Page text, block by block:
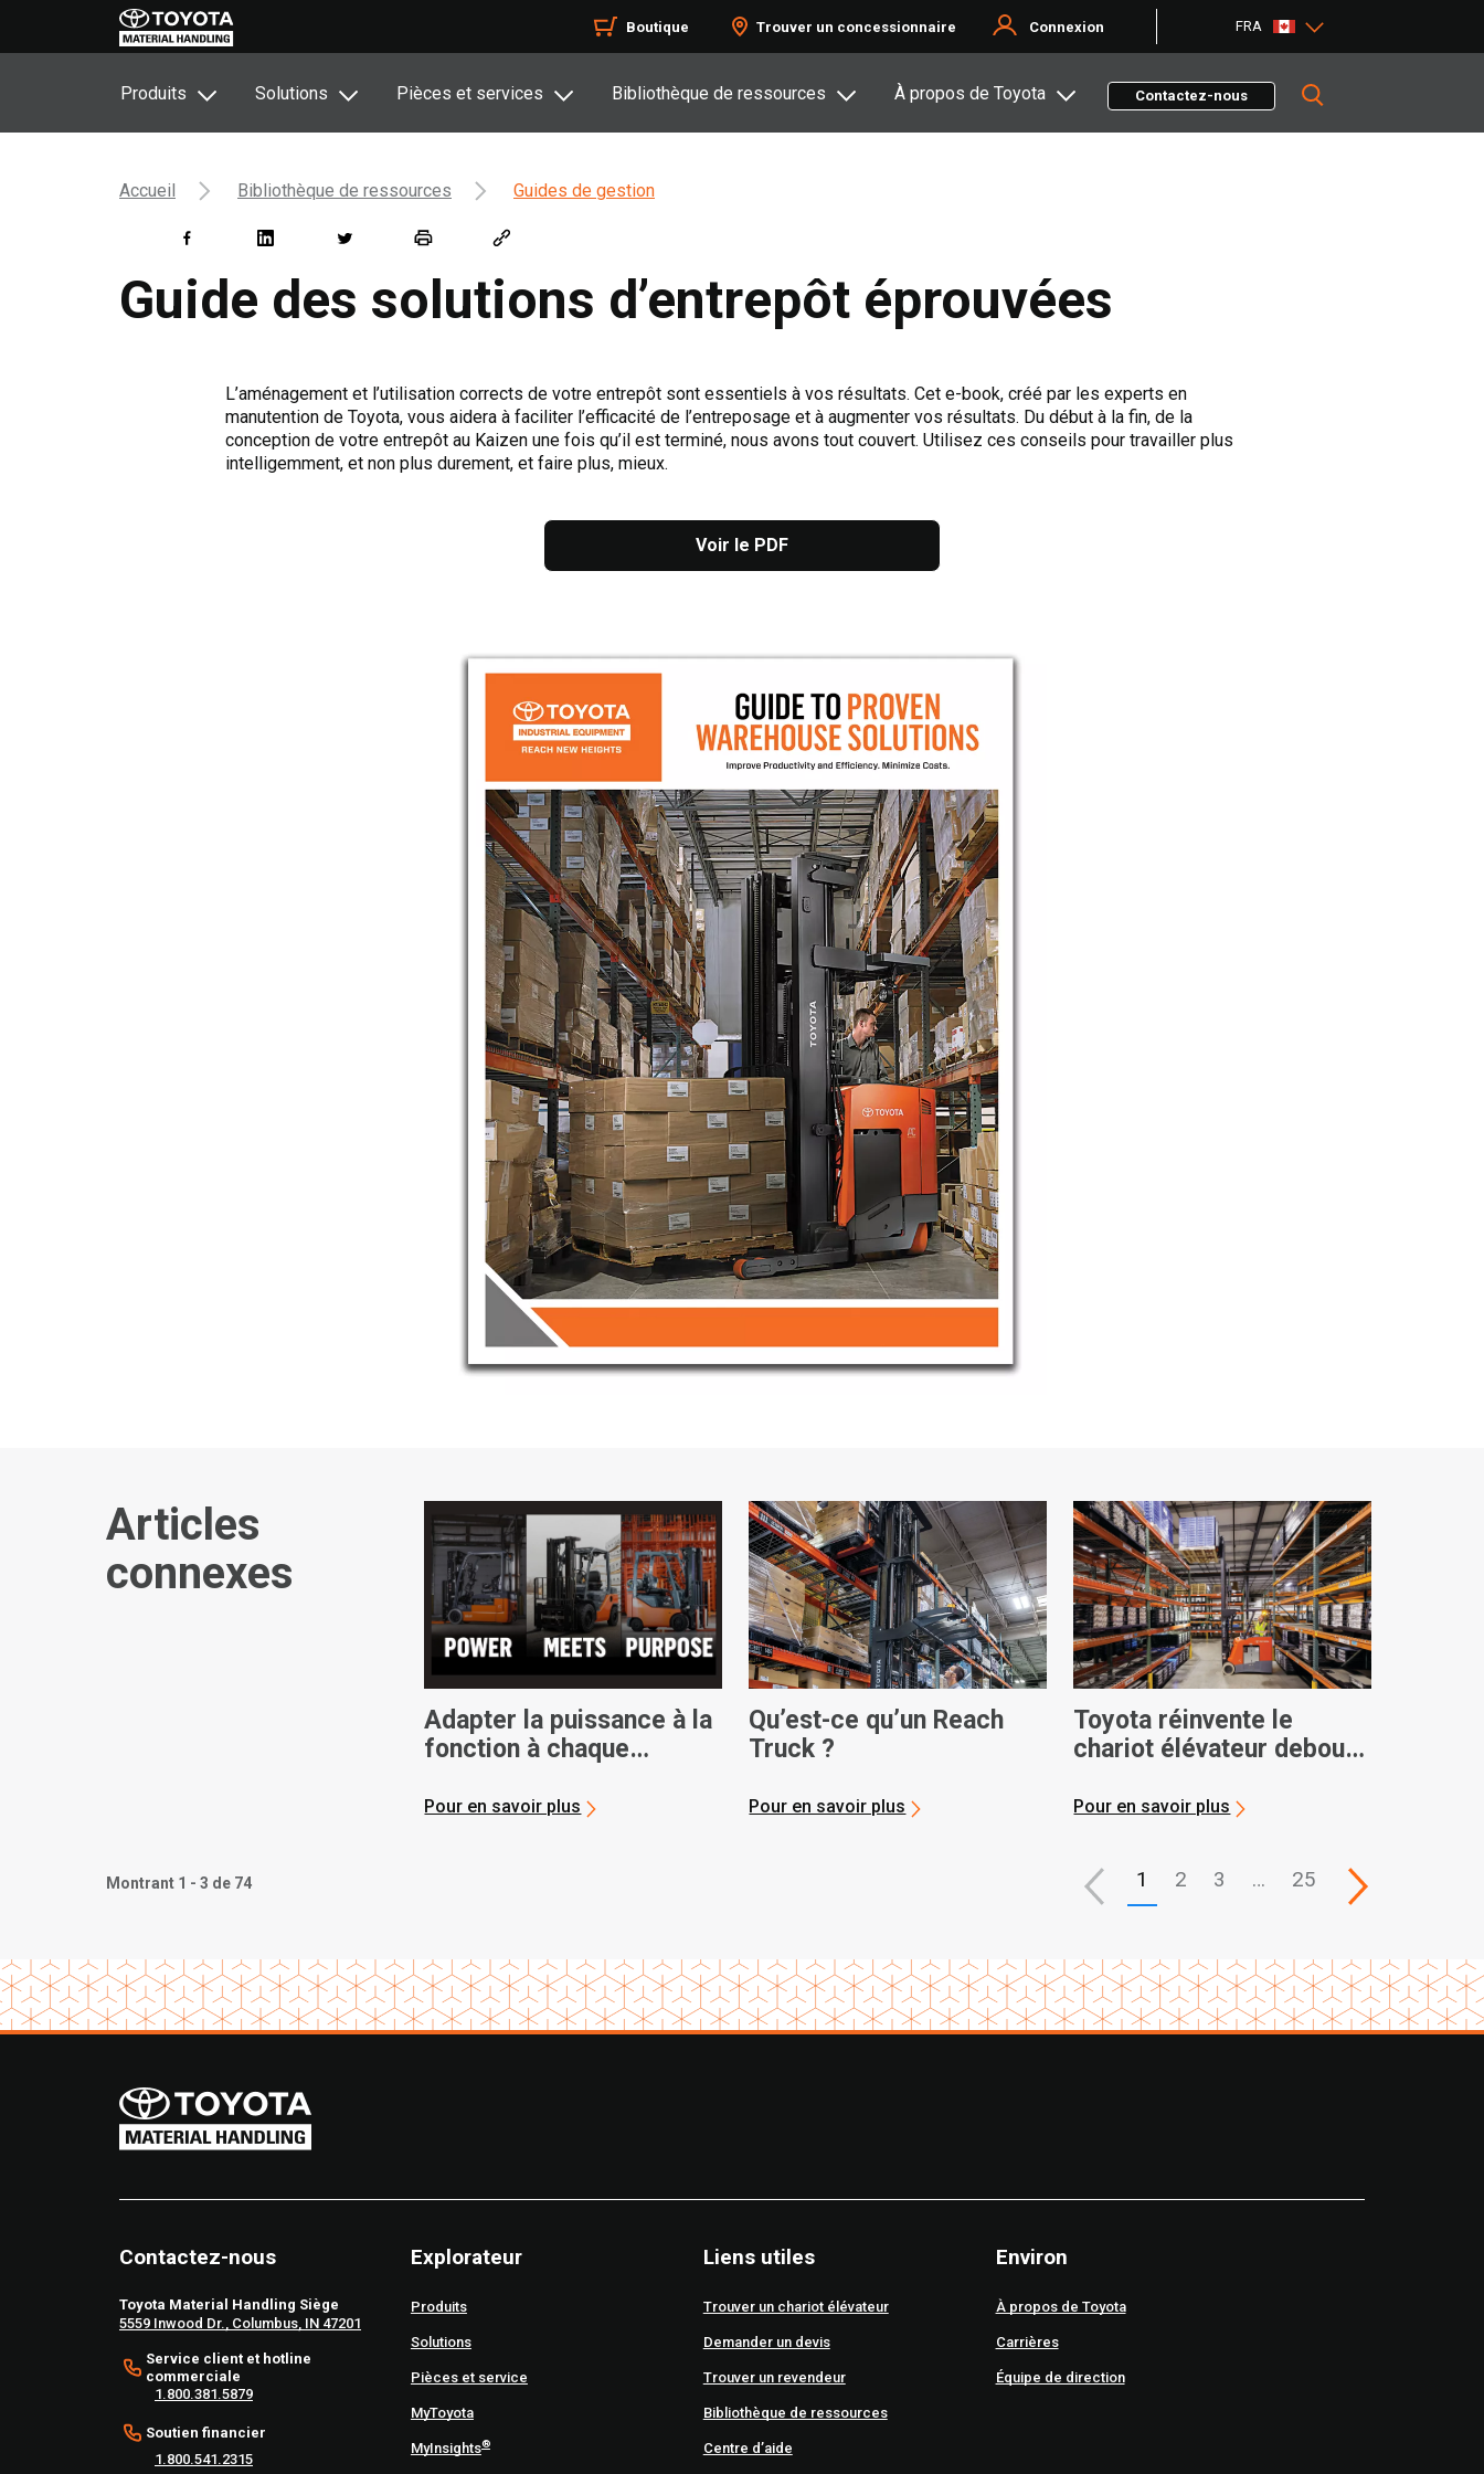
Boutique Trouver un concessionnaire Connexion FRA
Produits Solutions Pièces et services Bibliothèque de ressources À propos de Toyota Contactez-nous
Accueil Bibliothèque de ressources Guides de gestion
Guide des solutions d’entrepôt éprouvées
L’aménagement et l’utilisation corrects de votre entrepôt sont essentiels à vos résultats. Cet e-book, créé par les experts en
manutention de Toyota, vous aidera à faciliter l’efficacité de l’entreposage et à augmenter vos résultats. Du début à la fin, de la
conception de votre entrepôt au Kaizen une fois qu’il est terminé, nous avons tout couvert. Utilisez ces conseils pour travailler plus
intelligemment, et non plus durement, et faire plus, mieux.
Voir le PDF
Articles
connexes
Adapter la puissance à la
fonction à chaque
Pour en savoir plus
Qu’est-ce qu’un Reach
Truck ?
Pour en savoir plus
Toyota réinvente le
chariot élévateur debout
distribution actuels, qui
Pour en savoir plus
Montrant 1 - 3 de 74 1 2 3 … 25
Contactez-nous
Toyota Material Handling Siège
5559 Inwood Dr., Columbus, IN 47201
Service client et hotline
commerciale
1.800.381.5879
Soutien financier
1.800.541.2315
Explorateur
Produits
Solutions
Pièces et service
MyToyota
MyInsights®
Liens utiles
Trouver un chariot élévateur
Demander un devis
Trouver un revendeur
Bibliothèque de ressources
Centre d’aide
Environ
À propos de Toyota
Carrières
Équipe de direction